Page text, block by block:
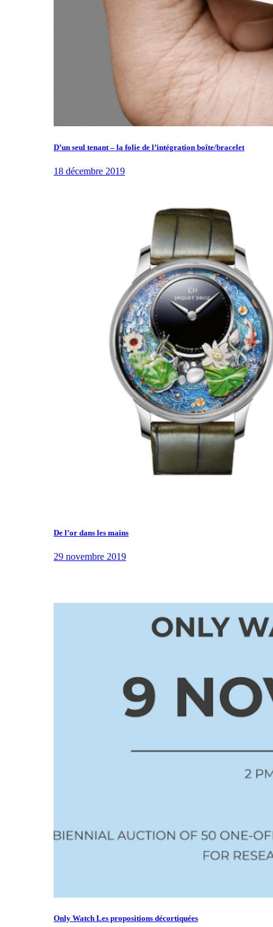
D’un seul tenant – la folie de l’intégration boîte/bracelet
18 décembre 2019
De l’or dans les mains
29 novembre 2019
Only Watch Les propositions décortiquées